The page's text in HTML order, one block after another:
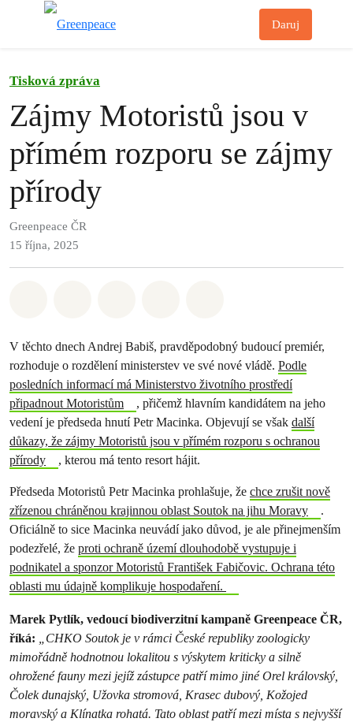
Daruj
Tisková zpráva
Zájmy Motoristů jsou v
přímém rozporu se zájmy
přírody
Greenpeace ČR
15 října, 2025
V těchto dnech Andrej Babiš, pravděpodobný budoucí premiér,
rozhoduje o rozdělení ministerstev ve své nové vládě. Podle
posledních informací má Ministerstvo životního prostředí
připadnout Motoristům
, přičemž hlavním kandidátem na jeho
vedení je předseda hnutí Petr Macinka. Objevují se však další
důkazy, že zájmy Motoristů jsou v přímém rozporu s ochranou
přírody
, kterou má tento resort hájit.
Předseda Motoristů Petr Macinka prohlašuje, že chce zrušit nově
zřízenou chráněnou krajinnou oblast Soutok na jihu Moravy
.
Oficiálně to sice Macinka neuvádí jako důvod, je ale přinejmenším
podezřelé, že proti ochraně území dlouhodobě vystupuje i
podnikatel a sponzor Motoristů František Fabičovic. Ochrana této
oblasti mu údajně komplikuje hospodaření.
Marek Pytlík, vedoucí biodiverzitní kampaně Greenpeace ČR,
říká: „CHKO Soutok je v rámci České republiky zoologicky
mimořádně hodnotnou lokalitou s výskytem kriticky a silně
ohrožené fauny mezi jejíž zástupce patří mimo jiné Orel královský,
Čolek dunajský, Užovka stromová, Krasec dubový, Kožojed
moravský a Klínatka rohatá. Tato oblast patří mezi místa s nejvyšší